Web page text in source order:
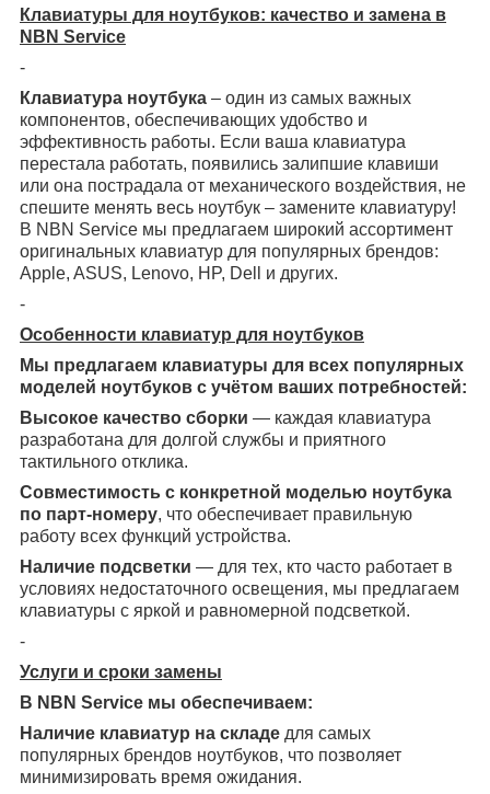
Клавиатуры для ноутбуков: качество и замена в
NBN Service
-
Клавиатура ноутбука – один из самых важных
компонентов, обеспечивающих удобство и
эффективность работы. Если ваша клавиатура
перестала работать, появились залипшие клавиши
или она пострадала от механического воздействия, не
спешите менять весь ноутбук – замените клавиатуру!
В NBN Service мы предлагаем широкий ассортимент
оригинальных клавиатур для популярных брендов:
Apple, ASUS, Lenovo, HP, Dell и других.
-
Особенности клавиатур для ноутбуков
Мы предлагаем клавиатуры для всех популярных
моделей ноутбуков с учётом ваших потребностей:
Высокое качество сборки — каждая клавиатура
разработана для долгой службы и приятного
тактильного отклика.
Совместимость с конкретной моделью ноутбука
по парт-номеру, что обеспечивает правильную
работу всех функций устройства.
Наличие подсветки — для тех, кто часто работает в
условиях недостаточного освещения, мы предлагаем
клавиатуры с яркой и равномерной подсветкой.
-
Услуги и сроки замены
В NBN Service мы обеспечиваем:
Наличие клавиатур на складе для самых
популярных брендов ноутбуков, что позволяет
минимизировать время ожидания.